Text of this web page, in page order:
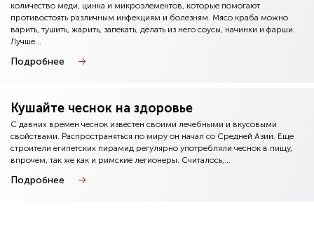
количество меди, цинка и микроэлементов, которые помогают
противостоять различным инфекциям и болезням. Мясо краба можно
варить, тушить, жарить, запекать, делать из него соусы, начинки и фарши.
Лучше...
Подробнее
Кушайте чеснок на здоровье
С давних времен чеснок известен своими лечебными и вкусовыми
свойствами. Распространяться по миру он начал со Средней Азии. Еще
строители египетских пирамид регулярно употребляли чеснок в пищу,
впрочем, так же как и римские легионеры. Считалось,...
Подробнее